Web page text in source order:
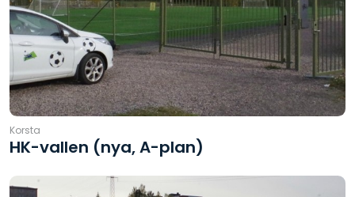
Korsta
HK-vallen (nya, A-plan)